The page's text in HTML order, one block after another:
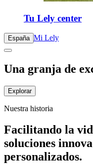
Tu Lely center
España Mi Lely
Una granja de
Explorar
Nuestra historia
Facilitando la
soluciones
personalizados.